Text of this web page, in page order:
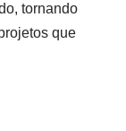
tornando
que